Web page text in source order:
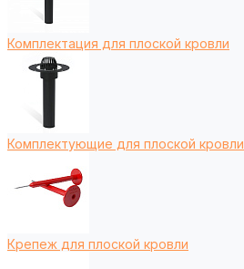
Комплектация для плоской кровли
Комплектующие для плоской кровли
Крепеж для плоской кровли